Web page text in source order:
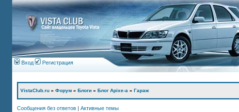
Вход Регистрация
VistaClub.ru » Форум » Блоги » Блог Apixe-а » Гараж
Сообщения без ответов | Активные темы